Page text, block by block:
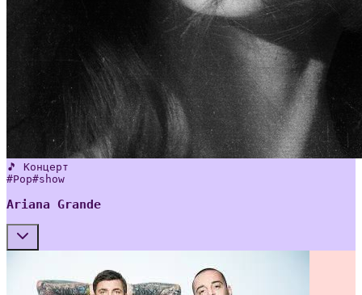
🎵 Концерт
#Pop#show
Ariana Grande